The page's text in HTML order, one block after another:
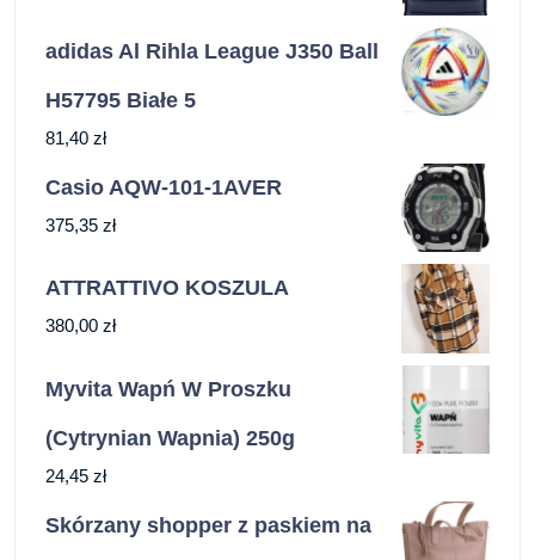
adidas Al Rihla League J350 Ball
H57795 Białe 5
81,40 zł
Casio AQW-101-1AVER
375,35 zł
ATTRATTIVO KOSZULA
380,00 zł
Myvita Wapń W Proszku
(Cytrynian Wapnia) 250g
24,45 zł
Skórzany shopper z paskiem na